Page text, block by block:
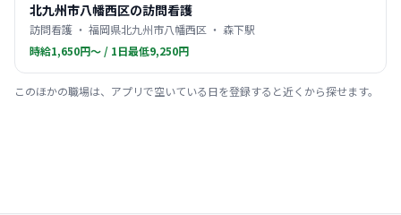
北九州市八幡西区の訪問看護
訪問看護 ・ 福岡県北九州市八幡西区 ・ 森下駅
時給1,650円〜 / 1日最低9,250円
このほかの職場は、アプリで空いている日を登録すると近くから探せます。